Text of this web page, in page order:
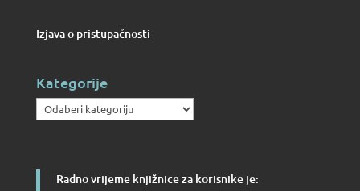
Izjava o pristupačnosti
Kategorije
Kategorije
Radno vrijeme knjižnice za korisnike je: